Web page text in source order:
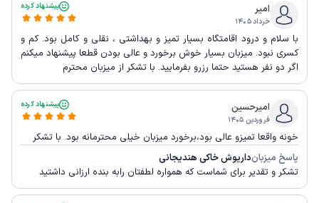
امیر
خرداد ۱۴۰۵
پیشنهاد کرده
با سلام و درود اقامتگاه بسیار تمیز و بهداشتی ، نقلی و کامل بود. کم و
کسری نبود. میزبان بسیار خوش برخورد و عالی بودن‌ قطعا پیشنهاد میکنم
اگر دو نفر هستید حتما رزرو بفرمایید. با تشکر از میزبان محترم
امیرحسین
فروردین ۱۴۰۵
پیشنهاد کرده
خونه واقعا تمیزو عالی بود،برخورد میزبان خیلی محترمانه بود. با تشکر
پاسخ میزبانداریوش خاکی هندیجانی
تشکر و تقدیر برای شماست که همواره لطفتان رابه بنده ارزانی داشتید